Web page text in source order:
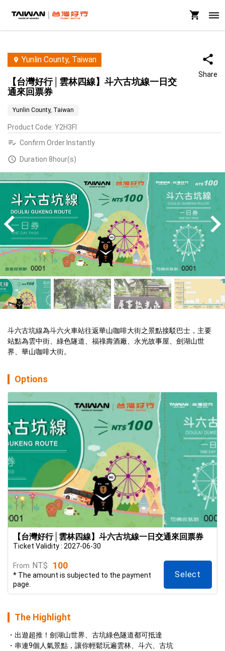
Yunlin County, Taiwan
【台灣好行│雲林四線】斗六古坑線一日交
通來回票券
Share
Yunlin County, Taiwan
Product Code: Y2H3FI
Confirm Order Instantly
Duration 8hour(s)
斗六古坑線為斗六火車站往返華山咖啡大街之景點接駁巴士，主要
站點為雲中街、綠色隧道、福祿壽酒廠、永光故事屋、劍湖山世
界、華山咖啡大街。
Options
【台灣好行│雲林四線】斗六古坑線一日交通來回票券
Ticket Validity : 2027-06-30
From NT$ 100
* The amount is subjected to the payment
page.
Select
The Highlight
出遊超推！劍湖山世界、古坑綠色隧道都可抵達
串連9個人氣景點，讓你輕鬆玩遍雲林、斗六、古坑